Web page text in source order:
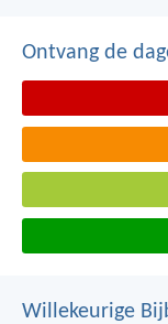
Ontvang de
Willekeurige